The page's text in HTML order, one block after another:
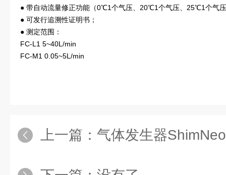
● 带自动流量修正功能（0℃1个气压、20℃1个气压、25℃1个气
● 可发行追溯性证明书；
● 测定范围：
FC-L1 5~40L/min
FC-M1 0.05~5L/min
上一篇： 气体发生器